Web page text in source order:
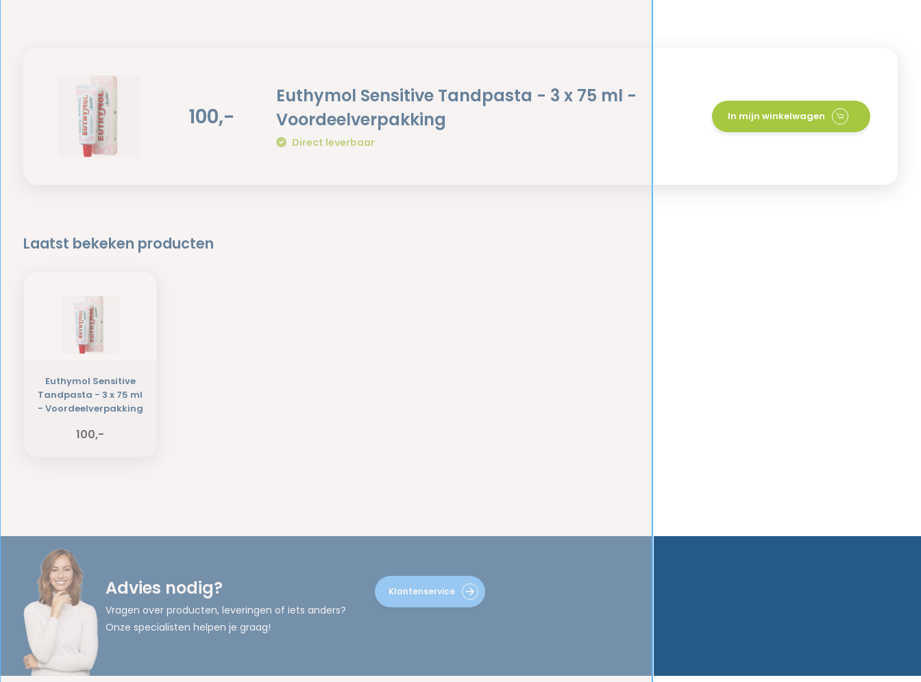
100,-
Euthymol Sensitive Tandpasta - 3 x 75 ml -
Voordeelverpakking
Direct leverbaar
In mijn winkelwagen
Laatst bekeken producten
Euthymol Sensitive
Tandpasta - 3 x 75 ml
- Voordeelverpakking
100,-
Advies nodig?
Vragen over producten, leveringen of iets anders?
Onze specialisten helpen je graag!
Klantenservice